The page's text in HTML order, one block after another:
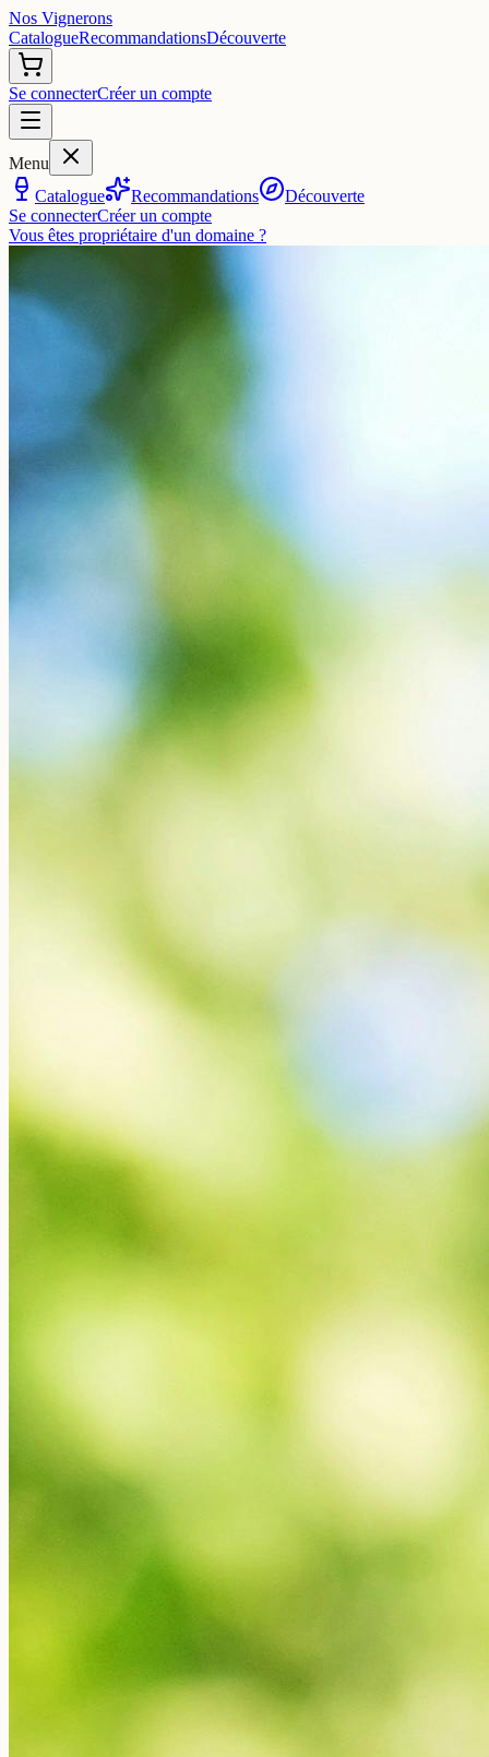
Nos Vignerons
CatalogueRecommandationsDécouverte
Se connecterCréer un compte
Menu
Catalogue
Recommandations
Découverte
Se connecterCréer un compte
Vous êtes propriétaire d'un domaine ?